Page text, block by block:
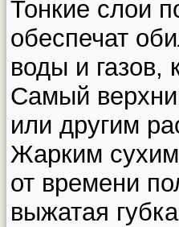
Тонкие слои
обеспечат
воды и газов,
Самый
или другим
Жарким
от времени
выжатая